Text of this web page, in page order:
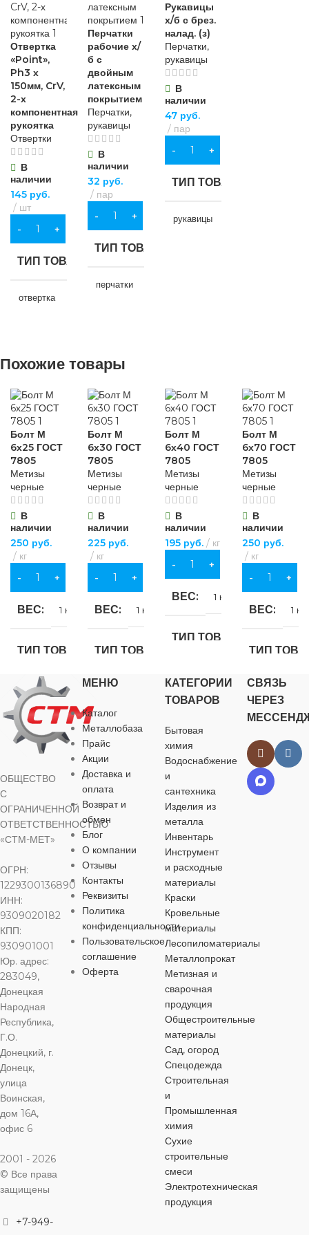
Отвертка
«Point»,
Ph3 х
150мм, CrV,
2-х
компонентная
рукоятка
Отвертки
В
наличии
145 руб.
шт
В КОРЗИНУ
ТИП ТОВАРА
отвертка
для хозяйственно-
БРЕНД Sparta
МАТЕРИАЛ
хромованадиевая
сталь (CrV)
ДЛИНА 150 мм
ОСОБЕННОСТИ
Перчатки
рабочие х/
б с
двойным
латексным
покрытием
Перчатки,
рукавицы
В
наличии
32 руб.
пар
В КОРЗИНУ
ТИП ТОВАРА
перчатки
для строительства
для хозяйственно-
ВИД РАБОТ
универсальные
МАТЕРИАЛ
ПВХ,
хлопчатобумажная
ткань
ОСОБЕННОСТИ
прочности
Рукавицы
х/б с брез.
налад. (з)
Перчатки,
рукавицы
В
наличии
47 руб.
пар
В КОРЗИНУ
ТИП ТОВАРА
рукавицы
универсальные
МАТЕРИАЛ
ПВХ
хлопчатобумажная
ткань
ОСОБЕННОСТИ
повышенной
прочности
Похожие товары
Болт М
6х25 ГОСТ
7805
Метизы
черные
В
наличии
250 руб.
кг
В КОРЗИНУ
ВЕС 1 кг
ТИП ТОВАРА
болт
НАЗНАЧЕНИЕ
строительства
для хозяйственно-
ВИД РАБОТ
для внутренних
работ ,для
наружных работ
ЦВЕТ черный
МАТЕРИАЛ
Сталь
ДЛИНА
25 мм
ДИАМЕТР
6 мм
Болт М
6х30 ГОСТ
7805
Метизы
черные
В
наличии
225 руб.
кг
В КОРЗИНУ
ВЕС 1 кг
ТИП ТОВАРА
болт
НАЗНАЧЕНИЕ
для
строительства
для хозяйственно-
ВИД РАБОТ
работ,
наружных работ
МАТЕРИАЛ
Болт М
6х40 ГОСТ
7805
Метизы
черные
В
наличии
195 руб. кг
В КОРЗИНУ
ВЕС 1 кг
ТИП ТОВАРА
НАЗНАЧЕНИЕ
для
строительства,
для хозяйственно-
ВИД РАБОТ
для внутренних
работ,для
наружных работ
ЦВЕТ
МАТЕРИАЛ
Сталь
ДЛИНА
ДИАМЕТР
6 мм
ШЛИЦ
Болт М
6х70 ГОСТ
7805
Метизы
черные
В
наличии
250 руб.
кг
В КОРЗИНУ
ВЕС 1 кг
ТИП
болт
для
для
бытовых нужд
ОБЩЕСТВО
С
ОГРАНИЧЕННОЙ
ОТВЕТСТВЕННОСТЬЮ
«СТМ-МЕТ»
ОГРН:
1229300136890
ИНН:
9309020182
КПП:
930901001
Юр. адрес:
283049,
Донецкая
Народная
Республика,
Г.О.
Донецкий, г.
Донецк,
улица
Воинская,
дом 16А,
офис 6
2001 - 2026
© Все права
защищены
+7-949-
МЕНЮ
Каталог
Металлобаза
Прайс
Акции
Доставка и
оплата
Возврат и
обмен
Блог
О компании
Отзывы
Контакты
Реквизиты
Политика
конфиденциальности
Пользовательское
соглашение
Оферта
КАТЕГОРИИ
ТОВАРОВ
Бытовая
химия
Водоснабжение
и
сантехника
Изделия из
металла
Инвентарь
Инструмент
и расходные
материалы
Краски
Кровельные
материалы
Лесопиломатериалы
Металлопрокат
Метизная и
сварочная
продукция
Общестроительные
материалы
Сад, огород
Спецодежда
Строительная
и
Промышленная
химия
Сухие
строительные
смеси
Электротехническая
продукция
СВЯЗЬ
ЧЕРЕЗ